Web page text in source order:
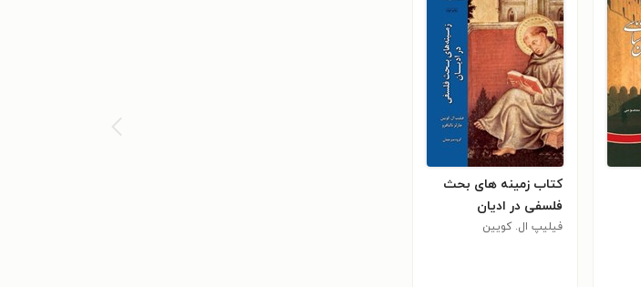
کتاب زمینه های بحث
فلسفی در ادیان
فیلیپ ال. کویین